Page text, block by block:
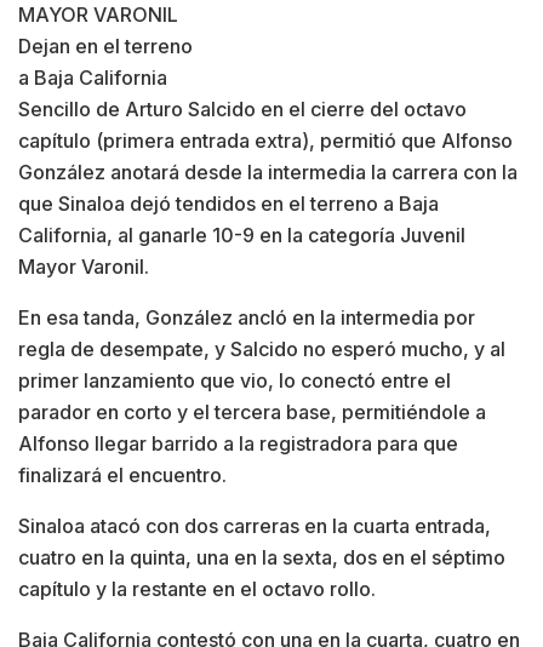
MAYOR VARONIL
Dejan en el terreno
a Baja California
Sencillo de Arturo Salcido en el cierre del octavo
capítulo (primera entrada extra), permitió que Alfonso
González anotará desde la intermedia la carrera con la
que Sinaloa dejó tendidos en el terreno a Baja
California, al ganarle 10-9 en la categoría Juvenil
Mayor Varonil.
En esa tanda, González ancló en la intermedia por
regla de desempate, y Salcido no esperó mucho, y al
primer lanzamiento que vio, lo conectó entre el
parador en corto y el tercera base, permitiéndole a
Alfonso llegar barrido a la registradora para que
finalizará el encuentro.
Sinaloa atacó con dos carreras en la cuarta entrada,
cuatro en la quinta, una en la sexta, dos en el séptimo
capítulo y la restante en el octavo rollo.
Baja California contestó con una en la cuarta, cuatro en